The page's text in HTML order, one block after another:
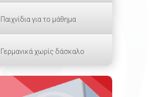
Παιχνίδια για το μάθημα
Γερμανικά χωρίς δάσκαλο